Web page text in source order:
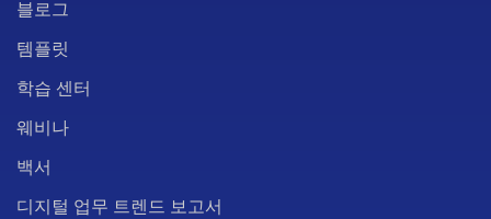
블로그
템플릿
학습 센터
웨비나
백서
디지털 업무 트렌드 보고서